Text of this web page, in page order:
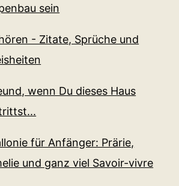
sein
- Zitate, Sprüche und
wenn Du dieses Haus
für Anfänger: Prärie,
und ganz viel Sa­voir-vi­v­re